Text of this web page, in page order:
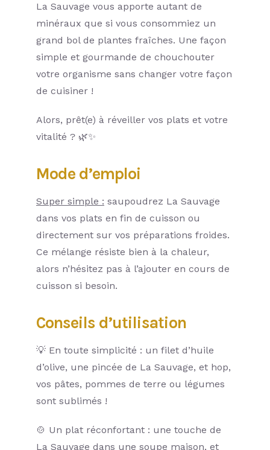
La Sauvage vous apporte autant de
minéraux que si vous consommiez un
grand bol de plantes fraîches. Une façon
simple et gourmande de chouchouter
votre organisme sans changer votre façon
de cuisiner !
Alors, prêt(e) à réveiller vos plats et votre
vitalité ? 🌿✨
Mode d’emploi
Super simple : saupoudrez La Sauvage
dans vos plats en fin de cuisson ou
directement sur vos préparations froides.
Ce mélange résiste bien à la chaleur,
alors n’hésitez pas à l’ajouter en cours de
cuisson si besoin.
Conseils d’utilisation
💡 En toute simplicité : un filet d’huile
d’olive, une pincée de La Sauvage, et hop,
vos pâtes, pommes de terre ou légumes
sont sublimés !
🍲 Un plat réconfortant : une touche de
La Sauvage dans une soupe maison, et